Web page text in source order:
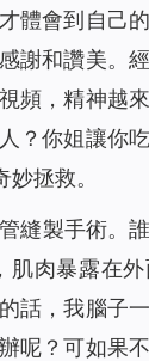
體會到自己
謝和讚美。
頻，精神越
？你姐讓你
拯救。
縫製手術。
肉暴露在
話，我腦子
呢？可如果